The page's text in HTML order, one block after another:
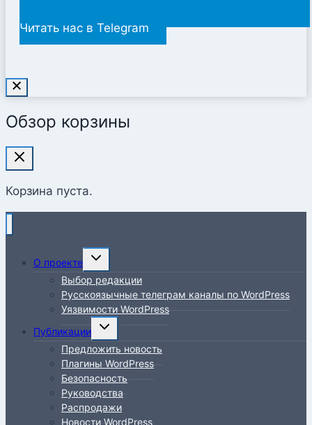
Читать нас в Telegram
Обзор корзины
Корзина пуста.
О проекте
Переключить
дочернее
меню
Выбор редакции
Русскоязычные телеграм каналы по WordPress
Уязвимости WordPress
Публикации
Переключить
дочернее
меню
Предложить новость
Плагины WordPress
Безопасность
Руководства
Распродажи
Новости WordPress